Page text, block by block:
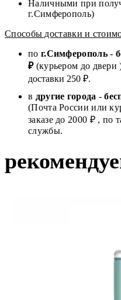
Наличными при
г.Симферополь)
Способы доставки и
по г.Симферополь-
₽(курьером до двери
доставки 250 ₽.
в другие города -
(Почта России или
заказе до 2000 ₽ , по
службы.